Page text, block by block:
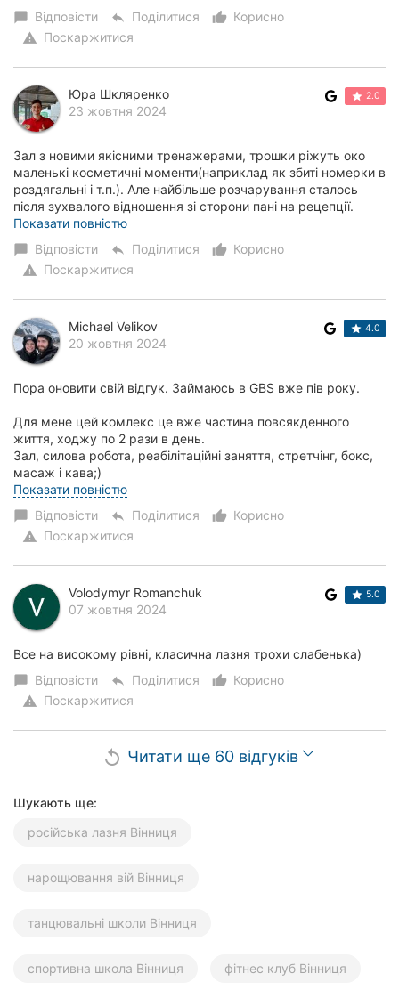
chat_bubble Відповісти reply Поділитися thumb_up_alt
Корисно
warning Поскаржитися
Юра Шкляренко
23 жовтня 2024
2.0
Зал з новими якісними тренажерами, трошки ріжуть око
маленькі косметичні моменти(наприклад як збиті номерки в
роздягальні і т.п.). Але найбільше розчарування сталось
після зухвалого відношення зі сторони пані на рецепції.
Починаючи зухвалим спілкуван...
Показати повністю
chat_bubble Відповісти reply Поділитися thumb_up_alt
Корисно
warning Поскаржитися
Michael Velikov
20 жовтня 2024
4.0
Пора оновити свій відгук. Займаюсь в GBS вже пів року.
Для мене цей комлекс це вже частина повсякденного
життя, ходжу по 2 рази в день.
Зал, силова робота, реабілітаційні заняття, стретчінг, бокс,
масаж і кава;)
Персонаж гарний, спеціалісти - топові...
Показати повністю
chat_bubble Відповісти reply Поділитися thumb_up_alt
Корисно
warning Поскаржитися
Volodymyr Romanchuk
07 жовтня 2024
5.0
Все на високому рівні, класична лазня трохи слабенька)
chat_bubble Відповісти reply Поділитися thumb_up_alt
Корисно
warning Поскаржитися
replay Читати ще 60 відгуків
Шукають ще:
російська лазня Вінниця
нарощювання вій Вінниця
танцювальні школи Вінниця
спортивна школа Вінниця фітнес клуб Вінниця